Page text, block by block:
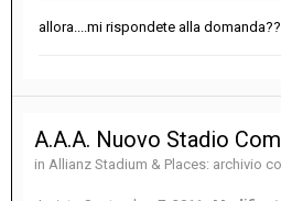
allora....mi rispondete alla
A.A.A. Nuovo Stadio
in Allianz Stadium & Places: archivio